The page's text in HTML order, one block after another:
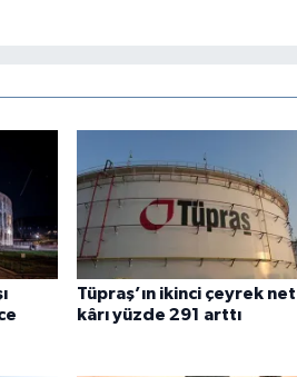
Tüpraş’ın ikinci çeyrek net
kârı yüzde 291 arttı